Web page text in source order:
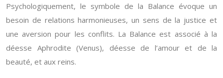
Psychologiquement, le symbole de la Balance évoque un
besoin de relations harmonieuses, un sens de la justice et
une aversion pour les conflits. La Balance est associé à la
déesse Aphrodite (Venus), déesse de l’amour et de la
beauté, et aux reins.